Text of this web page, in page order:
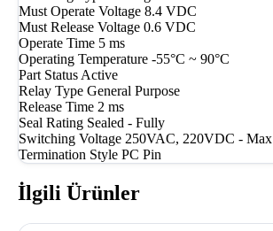
Must Operate Voltage 8.4 VDC
Must Release Voltage 0.6 VDC
Operate Time 5 ms
Operating Temperature -55°C ~ 90°C
Part StatusActive
Relay Type General Purpose
Release Time 2 ms
Seal Rating Sealed - Fully
Switching Voltage 250VAC, 220VDC - Max
Termination Style PC Pin
İlgili Ürünler